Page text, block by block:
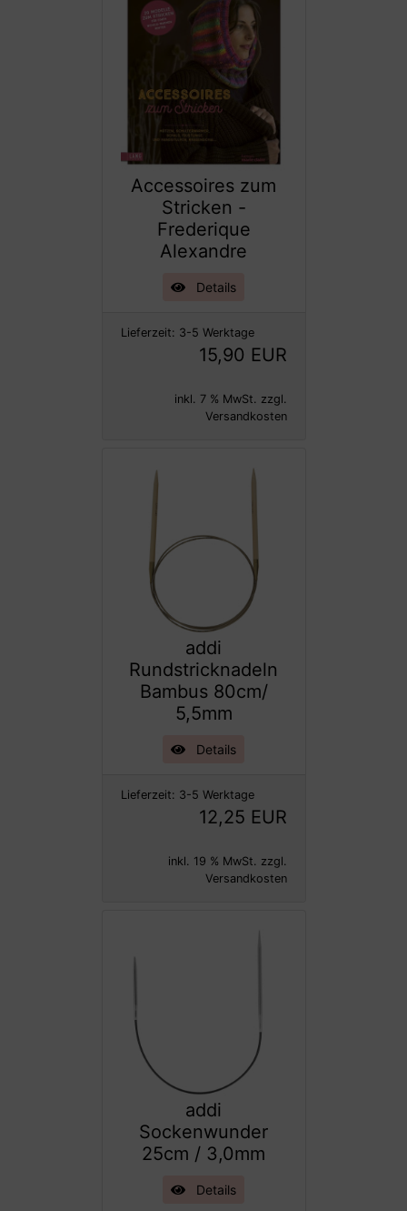
Accessoires zum
Stricken -
Frederique
Alexandre
Details
Lieferzeit: 3-5 Werktage
15,90 EUR
inkl. 7 % MwSt. zzgl.
Versandkosten
addi
Rundstricknadeln
Bambus 80cm/
5,5mm
Details
Lieferzeit: 3-5 Werktage
12,25 EUR
inkl. 19 % MwSt. zzgl.
Versandkosten
addi
Sockenwunder
25cm / 3,0mm
Details